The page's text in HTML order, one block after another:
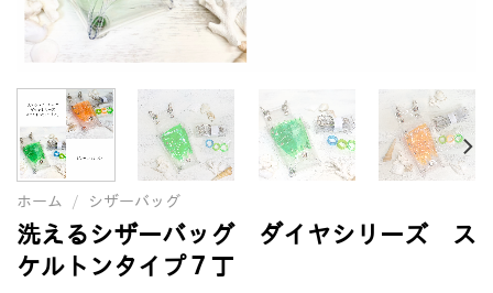
ホーム / シザーバッグ
洗えるシザーバッグ ダイヤシリーズ ス
ケルトンタイプ７丁